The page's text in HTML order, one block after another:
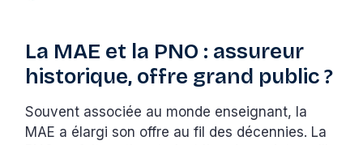
La MAE et la PNO : assureur
historique, offre grand public ?
Souvent associée au monde enseignant, la
MAE a élargi son offre au fil des décennies. La